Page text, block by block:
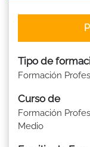
Tipo de
Formación
Curso de
Formación
Medio